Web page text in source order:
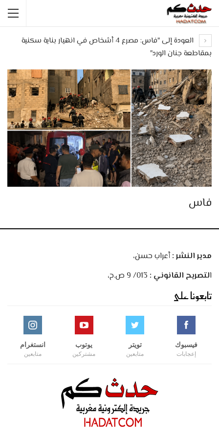
العودة إلى "فاس: مصرع 4 أشخاص في انهيار بناية سكنية
بمقاطعة جنان الورد"
فاس
مدير النشر :أعراب حسن،
التصريح القانوني :
تابعونا على
فيسبوك
إعجابات
تويتر
متابعين
يوتوب
مشتركين
انستغرام
متابعين